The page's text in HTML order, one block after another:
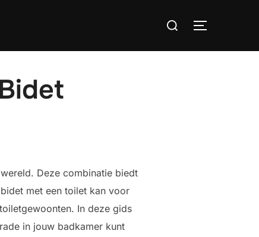
Search
TOGGLE
Deze combinatie biedt
met een toilet kan voor
In deze gids
in jouw badkamer kunt